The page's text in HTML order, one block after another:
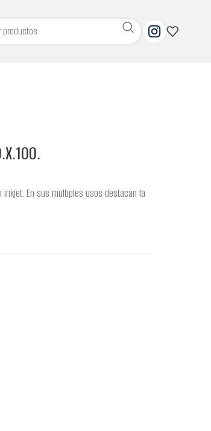
En sus multiples usos destacan la